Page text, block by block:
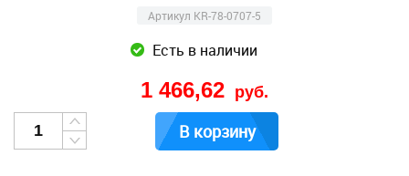
Артикул KR-78-0707-5
Есть в наличии
1 466,62 руб.
В корзину